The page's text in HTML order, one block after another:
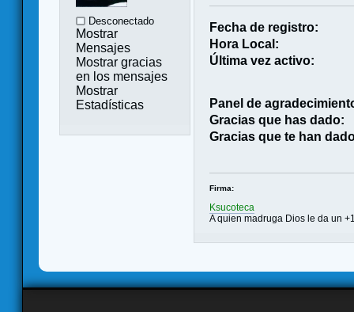
Desconectado
Mostrar
Mensajes
Mostrar gracias
en los mensajes
Mostrar
Estadísticas
Fecha de registro:
Hora Local:
Última vez activo:
Panel de
Gracias que has dado:
Gracias que te han
Firma:
Ksucoteca
A quien madruga Dios le da un